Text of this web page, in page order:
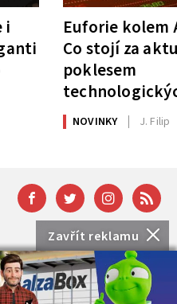
Zavřít reklamu
i
Euforie kolem
Co stojí za
poklesem
NOVINKY J. Filip